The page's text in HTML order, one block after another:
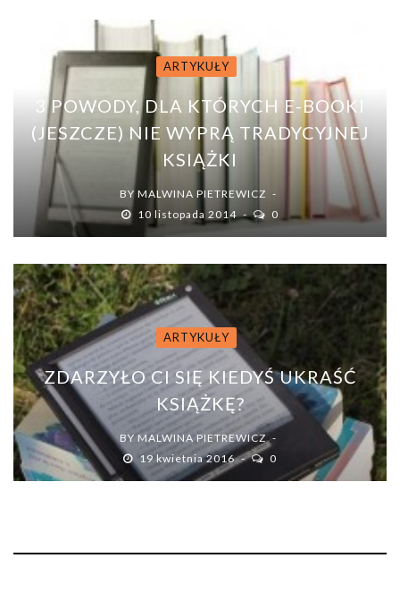
ARTYKUŁY
3 POWODY, DLA KTÓRYCH E-BOOKI
(JESZCZE) NIE WYPRĄ TRADYCYJNEJ
KSIĄŻKI
BY MALWINA PIETREWICZ
10 listopada 2014
0
ARTYKUŁY
ZDARZYŁO CI SIĘ KIEDYŚ UKRAŚĆ
KSIĄŻKĘ?
BY MALWINA PIETREWICZ
19 kwietnia 2016
0